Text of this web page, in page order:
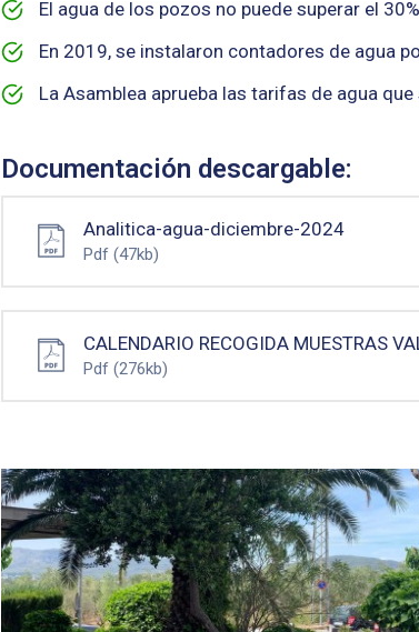
El agua de los pozos no puede superar el
En 2019, se instalaron contadores de agua
La Asamblea aprueba las tarifas de agua
Documentación descargable:
Analitica-agua-diciembre-2024
Pdf (47kb)
CALENDARIO RECOGIDA MUESTRAS
Pdf (276kb)